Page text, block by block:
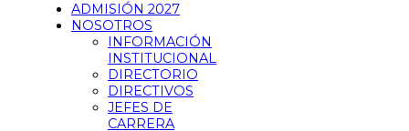
ADMISIÓN 2027
NOSOTROS
INFORMACIÓN
INSTITUCIONAL
DIRECTORIO
DIRECTIVOS
JEFES DE
CARRERA